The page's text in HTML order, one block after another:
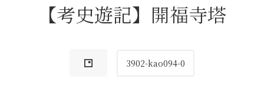
【考史遊記】開福寺塔
3902-kao094-0